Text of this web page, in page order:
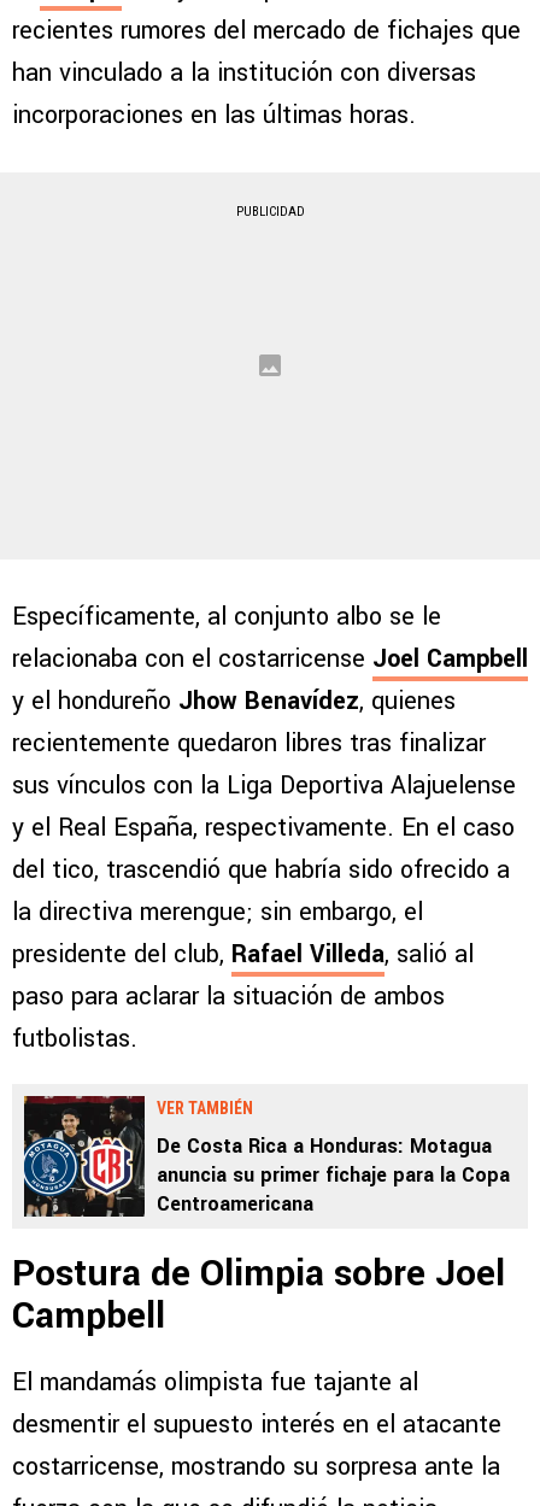
recientes rumores del mercado de fichajes que
han vinculado a la institución con diversas
incorporaciones en las últimas horas.
PUBLICIDAD
Específicamente, al conjunto albo se le
relacionaba con el costarricense Joel Campbell
y el hondureño Jhow Benavídez, quienes
recientemente quedaron libres tras finalizar
sus vínculos con la Liga Deportiva Alajuelense
y el Real España, respectivamente. En el caso
del tico, trascendió que habría sido ofrecido a
la directiva merengue; sin embargo, el
presidente del club, Rafael Villeda, salió al
paso para aclarar la situación de ambos
futbolistas.
VER TAMBIÉN
De Costa Rica a Honduras: Motagua
anuncia su primer fichaje para la Copa
Centroamericana
Postura de Olimpia sobre Joel
Campbell
El mandamás olimpista fue tajante al
desmentir el supuesto interés en el atacante
costarricense, mostrando su sorpresa ante la